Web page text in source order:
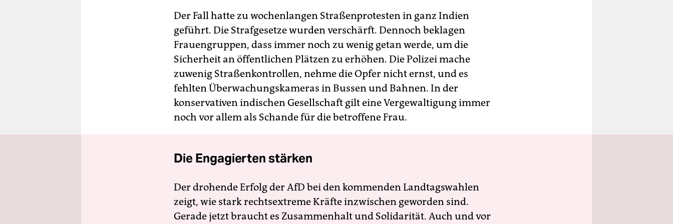
Der Fall hatte zu wochenlangen Straßenprotesten in ganz Indien
geführt. Die Strafgesetze wurden verschärft. Dennoch beklagen
Frauengruppen, dass immer noch zu wenig getan werde, um die
Sicherheit an öffentlichen Plätzen zu erhöhen. Die Polizei mache
zuwenig Straßenkontrollen, nehme die Opfer nicht ernst, und es
fehlten Überwachungskameras in Bussen und Bahnen. In der
konservativen indischen Gesellschaft gilt eine Vergewaltigung immer
noch vor allem als Schande für die betroffene Frau.
Die Engagierten stärken
Der drohende Erfolg der AfD bei den kommenden Landtagswahlen
zeigt, wie stark rechtsextreme Kräfte inzwischen geworden sind.
Gerade jetzt braucht es Zusammenhalt und Solidarität. Auch und vor